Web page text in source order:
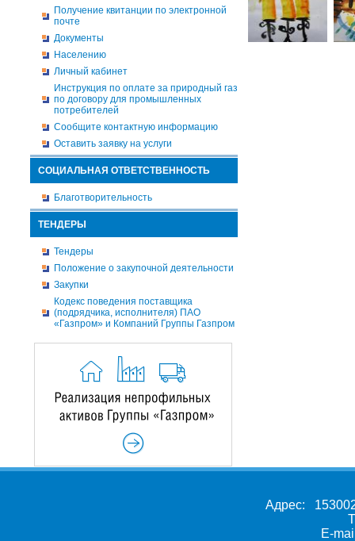
Получение квитанции по электронной
почте
Документы
Населению
Личный кабинет
Инструкция по оплате за природный газ
по договору для промышленных
потребителей
Сообщите контактную информацию
Оставить заявку на услуги
СОЦИАЛЬНАЯ ОТВЕТСТВЕННОСТЬ
Благотворительность
ТЕНДЕРЫ
Тендеры
Положение о закупочной деятельности
Закупки
Кодекс поведения поставщика
(подрядчика, исполнителя) ПАО
«Газпром» и Компаний Группы Газпром
Адрес:
E-